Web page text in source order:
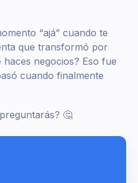
“ajá” cuando te
que transformó por
negocios? Eso fue
cuando finalmente
🤔